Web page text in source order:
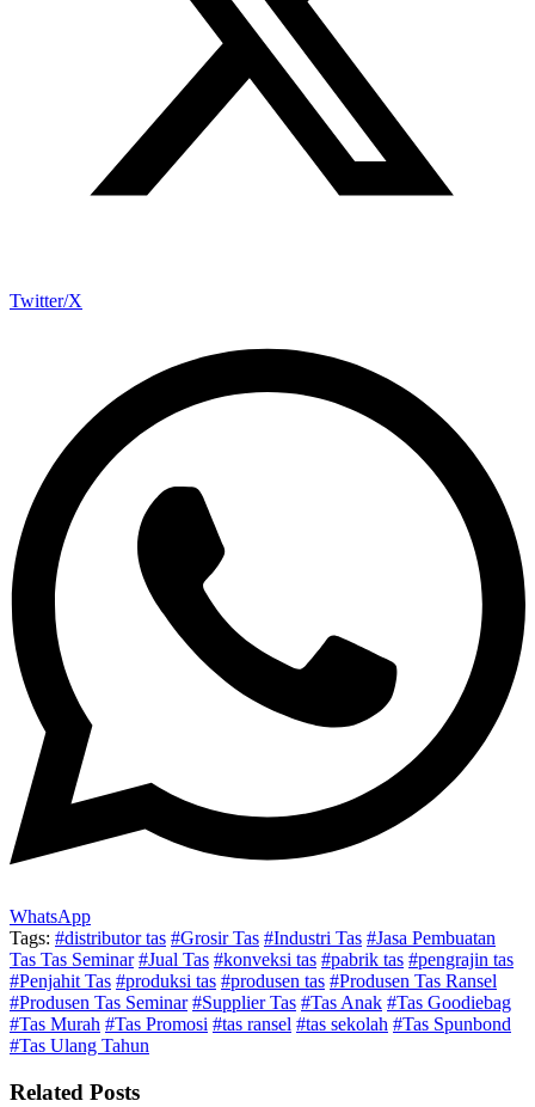
Twitter/X
WhatsApp
Tags: #distributor tas #Grosir Tas #Industri Tas #Jasa Pembuatan
Tas Tas Seminar #Jual Tas #konveksi tas #pabrik tas #pengrajin tas
#Penjahit Tas #produksi tas #produsen tas #Produsen Tas Ransel
#Produsen Tas Seminar #Supplier Tas #Tas Anak #Tas Goodiebag
#Tas Murah #Tas Promosi #tas ransel #tas sekolah #Tas Spunbond
#Tas Ulang Tahun
Related Posts